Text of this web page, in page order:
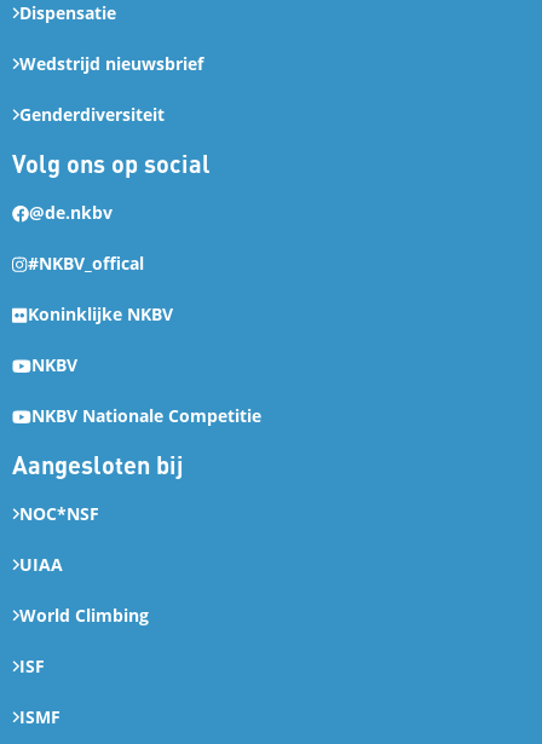
Dispensatie
Wedstrijd nieuwsbrief
Genderdiversiteit
Volg ons op social
@de.nkbv
#NKBV_offical
Koninklijke NKBV
NKBV
NKBV Nationale Competitie
Aangesloten bij
NOC*NSF
UIAA
World Climbing
ISF
ISMF